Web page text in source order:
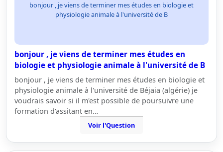
bonjour , je viens de terminer mes études en biologie et
physiologie animale à l'université de B
bonjour , je viens de terminer mes études en
biologie et physiologie animale à l'université de B
bonjour , je viens de terminer mes études en biologie et
physiologie animale à l'université de Béjaia (algérie) je
voudrais savoir si il m'est possible de poursuivre une
formation d'assitant en…
Voir l'Question